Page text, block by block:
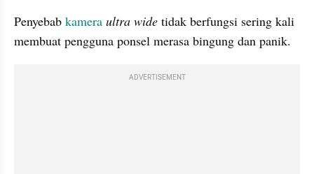
Penyebab kamera ultra wide tidak berfungsi sering kali
membuat pengguna ponsel merasa bingung dan panik.
ADVERTISEMENT